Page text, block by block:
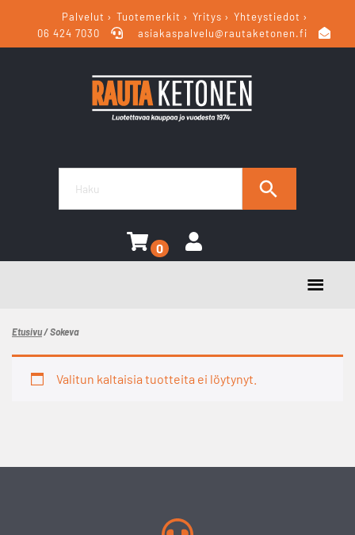
Palvelut Tuotemerkit Yritys
Yhteystiedot
06 424 7030
asiakaspalvelu@rautaketonen.fi
0
Etusivu/ Sokeva
Valitun kaltaisia tuotteita ei löytynyt.